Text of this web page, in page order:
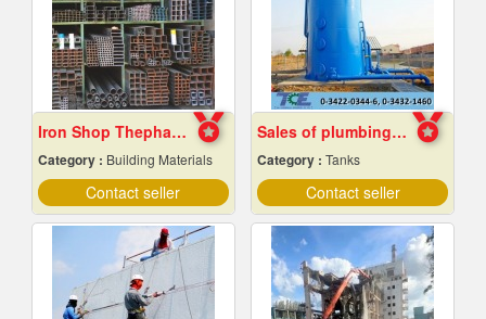
Iron Shop Thepharak
Category : Building Materials
Contact seller
Sales of plumbing equipment
Category : Tanks
Contact seller